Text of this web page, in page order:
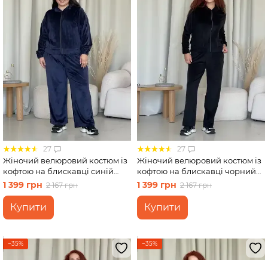
27
Жіночий велюровий костюм із
кофтою на блискавці синій
Merlini Варна 100001262 розмір
54-56 (4XL-54XL)
1 399 грн 2 167 грн
Купити
27
Жіночий велюровий костюм із
кофтою на блискавці чорний
Merlini Варна 100001261 розмір
46-48 (L-XL)
1 399 грн 2 167 грн
Купити
−35% −35%